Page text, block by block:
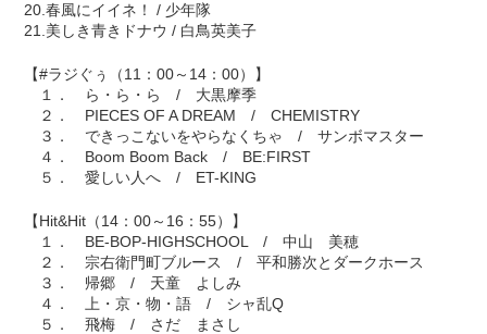
20.春風にイイネ！ / 少年隊
21.美しき青きドナウ / 白鳥英美子
【#ラジぐぅ（11：00～14：00）】
１． ら・ら・ら / 大黒摩季
２． PIECES OF A DREAM / CHEMISTRY
３． できっこないをやらなくちゃ / サンボマスター
４． Boom Boom Back / BE:FIRST
５． 愛しい人へ / ET-KING
【Hit&Hit（14：00～16：55）】
１． BE-BOP-HIGHSCHOOL / 中山 美穂
２． 宗右衛門町ブルース / 平和勝次とダークホース
３． 帰郷 / 天童 よしみ
４． 上・京・物・語 / シャ乱Q
５． 飛梅 / さだ まさし